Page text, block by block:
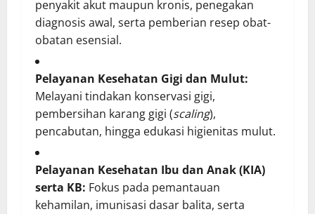
penyakit akut maupun kronis, penegakan
diagnosis awal, serta pemberian resep obat-
obatan esensial.
Pelayanan Kesehatan Gigi dan Mulut:
Melayani tindakan konservasi gigi,
pembersihan karang gigi (scaling),
pencabutan, hingga edukasi higienitas mulut.
Pelayanan Kesehatan Ibu dan Anak (KIA)
serta KB: Fokus pada pemantauan
kehamilan, imunisasi dasar balita, serta